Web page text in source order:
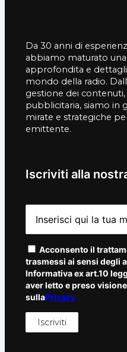
Da 30 anni di
abbiamo maturato
approfondita e
mondo della radio.
gestione dei
pubblicitaria, siamo in
mirate e strategiche
emittente.
Iscriviti alla
Acconsento il
trasmessi ai sensi degli
Informativa ex art.10
aver letto e preso
sullaPrivacy